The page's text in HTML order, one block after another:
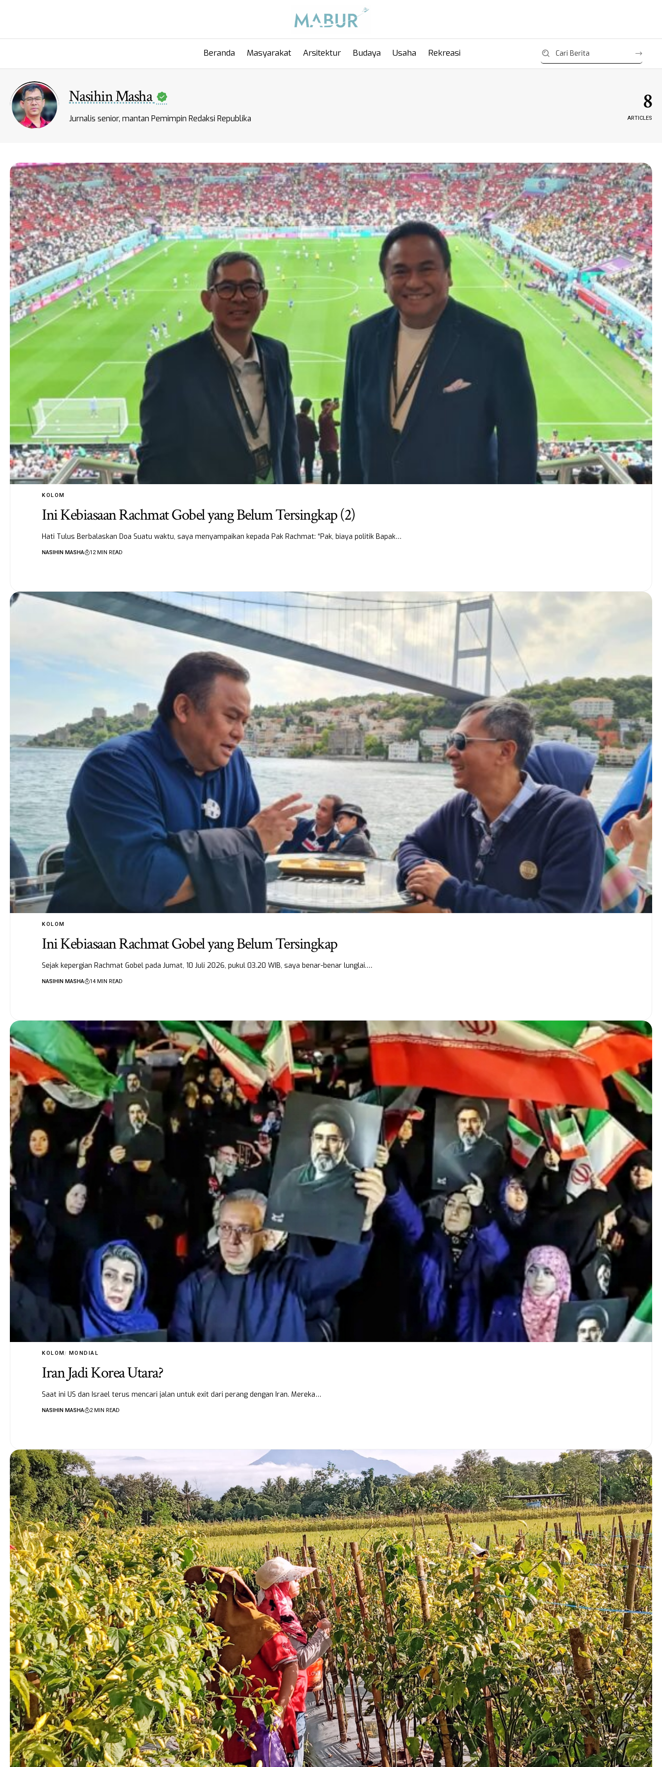
Beranda Masyarakat Arsitektur Budaya Usaha Rekreasi
Nasihin Masha
Jurnalis senior, mantan Pemimpin Redaksi Republika
8
ARTICLES
KOLOM
Ini Kebiasaan Rachmat Gobel yang Belum Tersingkap (2)
Hati Tulus Berbalaskan Doa Suatu waktu, saya menyampaikan kepada Pak Rachmat: “Pak, biaya politik Bapak…
NASIHIN MASHA 12 MIN READ
KOLOM
Ini Kebiasaan Rachmat Gobel yang Belum Tersingkap
Sejak kepergian Rachmat Gobel pada Jumat, 10 Juli 2026, pukul 03.20 WIB, saya benar-benar lunglai.…
NASIHIN MASHA 14 MIN READ
KOLOM MONDIAL
Iran Jadi Korea Utara?
Saat ini US dan Israel terus mencari jalan untuk exit dari perang dengan Iran. Mereka…
NASIHIN MASHA 2 MIN READ